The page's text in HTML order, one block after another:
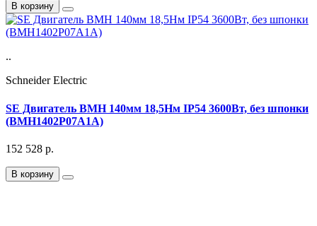
В корзину
..
Schneider Electric
SE Двигатель BMH 140мм 18,5Нм IP54 3600Вт, без шпонки
(BMH1402P07A1A)
152 528 р.
В корзину